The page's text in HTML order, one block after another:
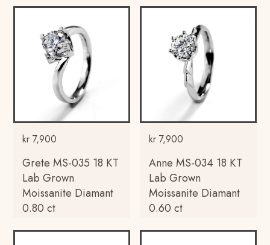
kr 7,900
Grete MS-035 18 KT
Lab Grown
Moissanite Diamant
0.80 ct
kr 7,900
Anne MS-034 18 KT
Lab Grown
Moissanite Diamant
0.60 ct